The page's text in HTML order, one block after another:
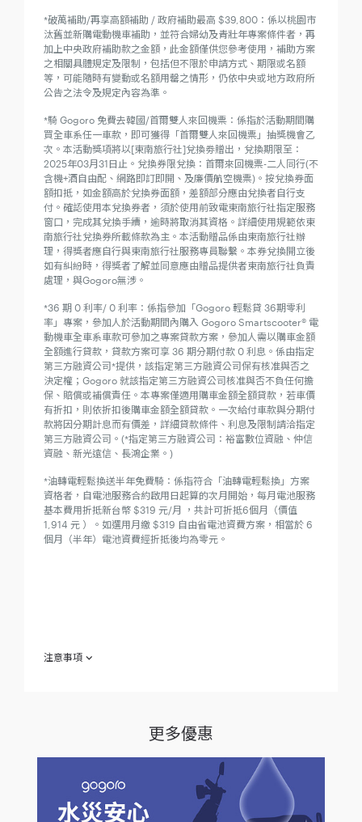
*破萬補助/再享高額補助 / 政府補助最高 $39,800：係以桃園市
汰舊並新購電動機車補助，並符合婦幼及青壯年專案條件者，再
加上中央政府補助款之金額，此金額僅供您參考使用，補助方案
之相關具體規定及限制，包括但不限於申請方式、期限或名額
等，可能隨時有變動或名額用罄之情形，仍依中央或地方政府所
公告之法令及規定內容為準。
*騎 Gogoro 免費去韓國/首爾雙人來回機票：係指於活動期間購
買全車系任一車款，即可獲得「首爾雙人來回機票」抽獎機會乙
次。本活動獎項將以[東南旅行社]兌換劵贈出，兌換期限至：
2025年03月31日止。兌換券限兌換：首爾來回機票-二人同行(不
含機+酒自由配、網路即訂即開、及廉價航空機票)。按兌換券面
額扣抵，如金額高於兌換券面額，差額部分應由兌換者自行支
付。確認使用本兌換券者，須於使用前致電東南旅行社指定服務
窗口，完成其兌換手續，逾時將取消其資格。詳細使用規範依東
南旅行社兌換券所載條款為主。本活動贈品係由東南旅行社辦
理，得獎者應自行與東南旅行社服務專員聯繫。本券兌換開立後
如有糾紛時，得獎者了解並同意應由贈品提供者東南旅行社負責
處理，與Gogoro無涉。
*36 期 0 利率/ 0 利率：係指參加「Gogoro 輕鬆貸 36期零利
率」專案，參加人於活動期間內購入 Gogoro Smartscooter® 電
動機車全車系車款可參加之專案貸款方案，參加人需以購車金額
全額進行貸款，貸款方案可享 36 期分期付款 0 利息。係由指定
第三方融資公司*提供，該指定第三方融資公司保有核准與否之
決定權；Gogoro 就該指定第三方融資公司核准與否不負任何擔
保、賠償或補償責任。本專案僅適用購車金額全額貸款，若車價
有折扣，則依折扣後購車金額全額貸款。一次給付車款與分期付
款將因分期計息而有價差，詳細貸款條件、利息及限制請洽指定
第三方融資公司。(*指定第三方融資公司：裕富數位資融、仲信
資融、新光遠信、長鴻企業。)
*油轉電輕鬆換送半年免費騎：係指符合「油轉電輕鬆換」方案
資格者，自電池服務合約啟用日起算的次月開始，每月電池服務
基本費用折抵新台幣 $319 元/月 ，共計可折抵6個月（價值
1,914 元 ）。如選用月繳 $319 自由省電池資費方案，相當於 6
個月（半年）電池資費經折抵後均為零元。
注意事項
參加人於西元（下同） 2024 年 1 月 29 日至 2024 年 2 月 28
日 止（下稱「活動期間」），至 Gogoro® 直營、加盟門市（含
社區店）、特約推廣站、或家樂福、大潤發、momo 等指定通
路，購買 Smartscooter® 智慧電動機車指定車款，並付清全額
更多優惠